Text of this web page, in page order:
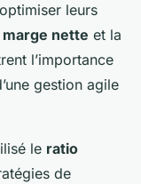
leurs
marge nette et la
l’importance
gestion agile
le ratio
de